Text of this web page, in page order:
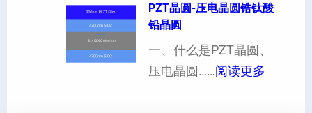
超
薄
硅
响
白
或
者
1
晶
向
PZT晶圆-压电晶圆锆钛酸
铅晶圆
一、什么是PZT晶圆、
压电晶圆……阅读更多